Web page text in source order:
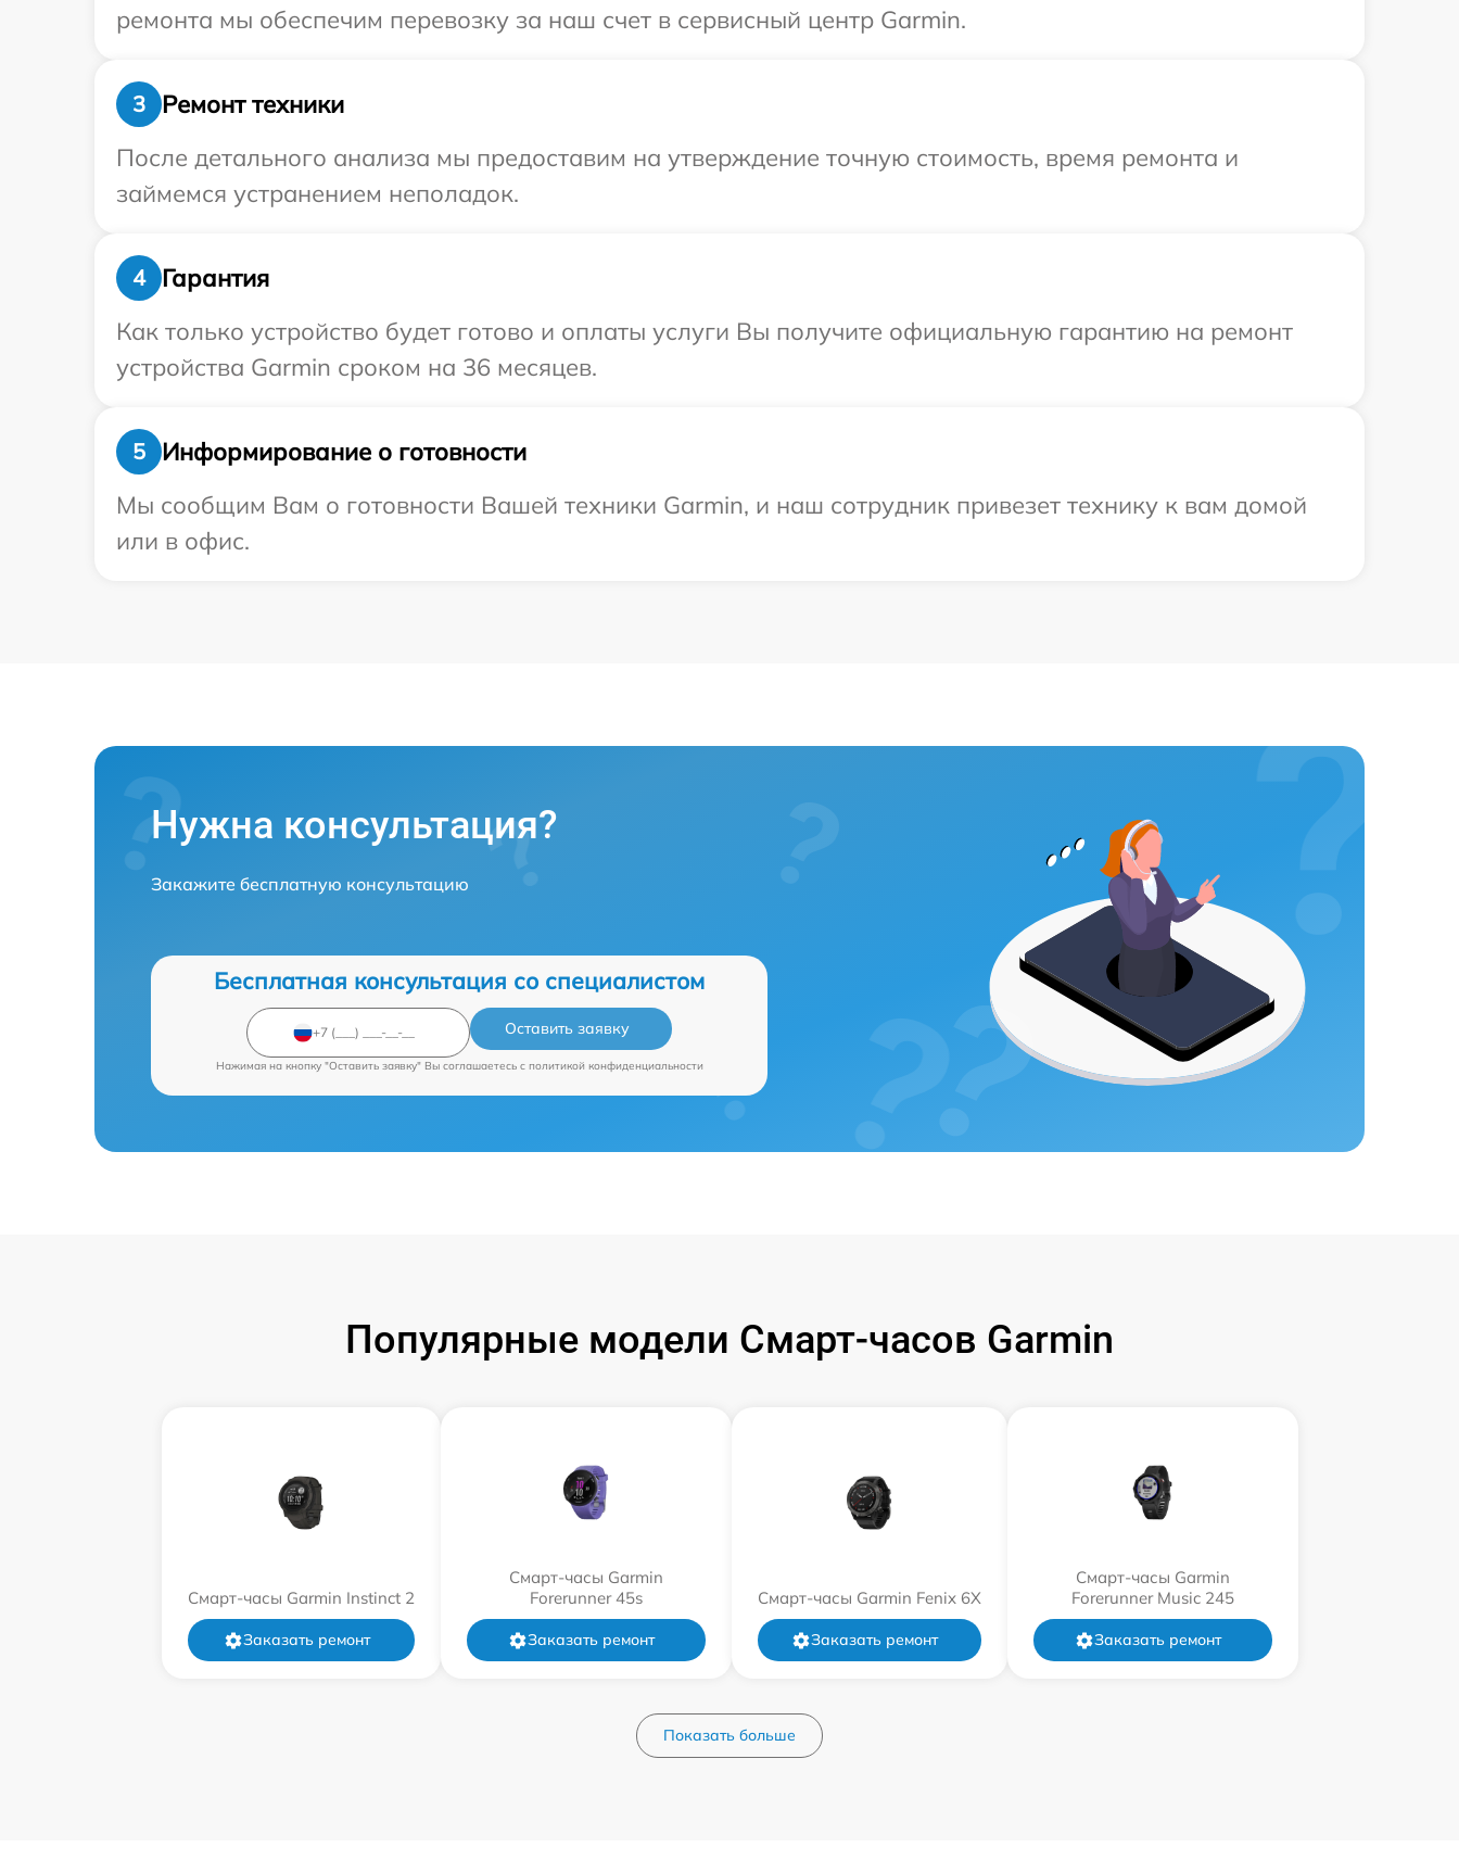
ремонта мы обеспечим перевозку за наш счет в сервисный центр Garmin.
3
Ремонт техники
После детального анализа мы предоставим на утверждение точную стоимость, время ремонта и
займемся устранением неполадок.
4
Гарантия
Как только устройство будет готово и оплаты услуги Вы получите официальную гарантию на ремонт
устройства Garmin сроком на 36 месяцев.
5
Информирование о готовности
Мы сообщим Вам о готовности Вашей техники Garmin, и наш сотрудник привезет технику к вам домой
или в офис.
Нужна консультация?
Закажите бесплатную консультацию
Бесплатная консультация со специалистом
Оставить заявку
Нажимая на кнопку "Оставить заявку" Вы соглашаетесь c политикой конфиденциальности
Популярные модели Смарт-часов Garmin
Смарт-часы Garmin Instinct 2
Заказать ремонт
Смарт-часы Garmin
Forerunner 45s
Заказать ремонт
Смарт-часы Garmin Fenix 6X
Заказать ремонт
Смарт-часы Garmin
Forerunner Music 245
Заказать ремонт
Показать больше